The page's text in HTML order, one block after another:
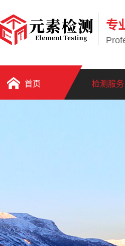
专
首页 检测服务